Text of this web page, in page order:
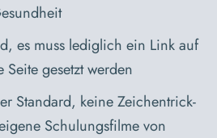
es muss lediglich ein Link auf
Seite gesetzt werden
Standard, keine Zeichentrick-
Schulungsfilme von